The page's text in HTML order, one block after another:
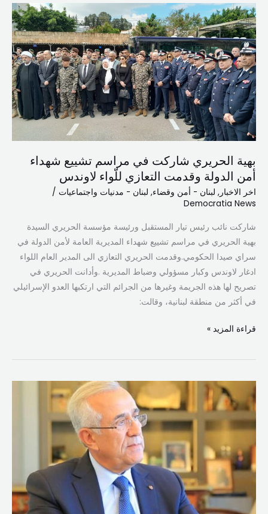
بهية الحريري شاركت في مراسم تشييع شهداء
أمن الدولة وقدمت التعازي للّواء لاوندس
اخر الاخبار, لبنان - أمن وقضاء, لبنان - مدنيات واجتماعيات /
Democratia News
شاركت نائب رئيس تيار المستقبل ورئيسة مؤسسة الحريري السيدة
بهية الحريري في مراسم تشييع شهداء المديرية العامة لأمن الدولة في
سراي صيدا الحكومي.وقدمت الحريري التعازي الى المدير العام اللواء
ادغار لاوندس وكبار مسؤولي وضباط المديرية .وأدانت الحريري في
تصريح لها هذه الجريمة وغيرها من الجرائم التي ارتكبها العدو الإسرائيلي
في أكثر من منطقة لبنانية، وقالت:
بهية
الحريري
شاركت
في
مراسم
تشييع
شهداء
أمن
الدولة
التعازي
للّواء
لاوندس
قراءة المزيد »
سليمان
يعزّي
شهداء
أمن
الدولة
ويؤكد
الرئاستين
ورفض